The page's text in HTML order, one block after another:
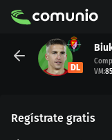
DL
VM:
Regístrate gratis